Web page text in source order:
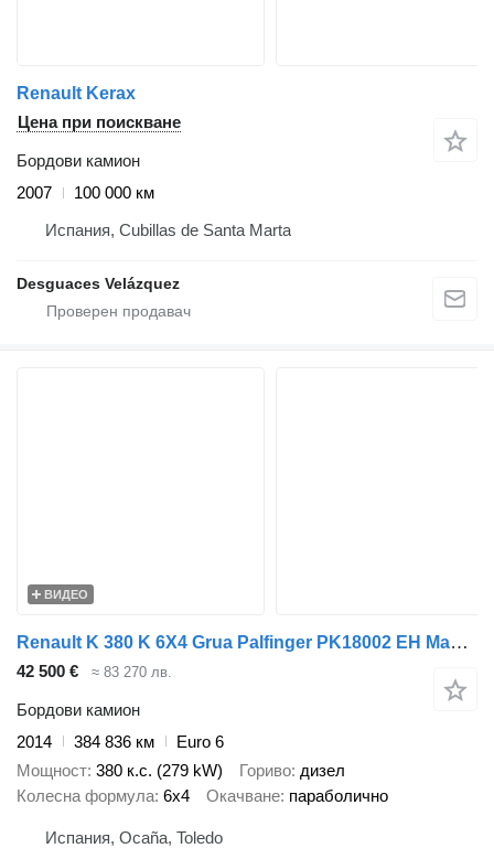
Renault Kerax
Цена при поискване
Бордови камион
2007
100 000 км
Испания, Cubillas de Santa Marta
Desguaces Velázquez
ВИДЕО
Renault K 380 K 6X4 Grua Palfinger PK18002 EH Mando Suspensión Ballestas
42 500 € ≈ 83 270 лв.
Бордови камион
2014
384 836 км
Euro 6
Мощност 380 к.с. (279 kW) Гориво дизел
Колесна формула 6x4 Окачване параболично
Испания, Ocaña, Toledo